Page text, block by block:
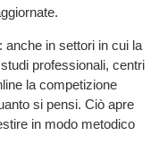
anche in settori in cui la
professionali, centri
la competizione
si pensi. Ciò apre
in modo metodico